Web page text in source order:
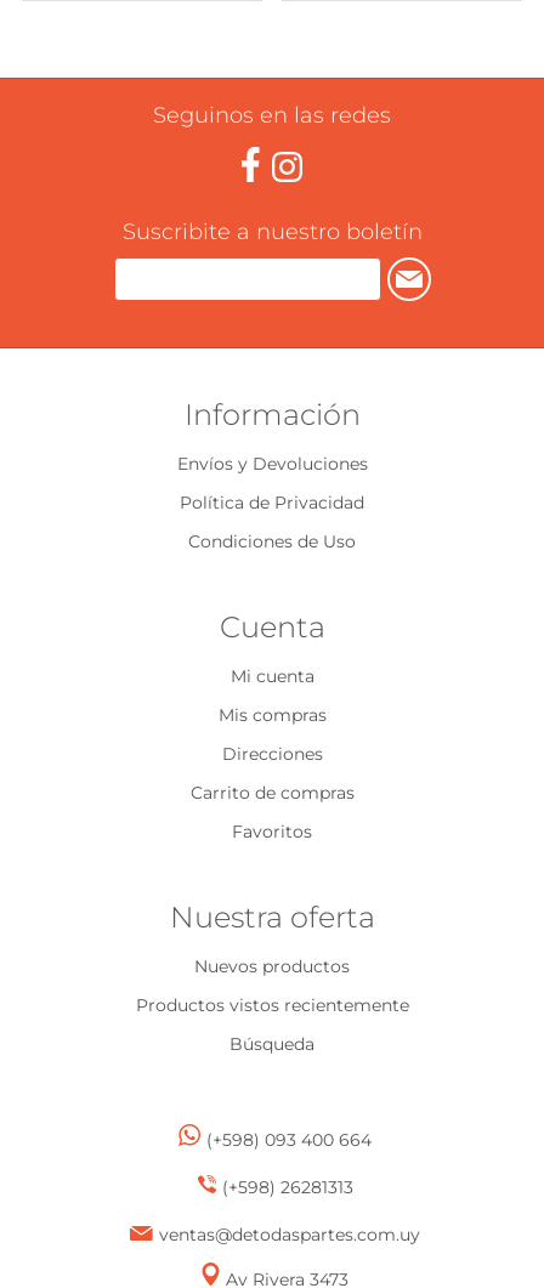
Seguinos en las redes
Suscribite a nuestro boletín
Información
Envíos y Devoluciones
Política de Privacidad
Condiciones de Uso
Cuenta
Mi cuenta
Mis compras
Direcciones
Carrito de compras
Favoritos
Nuestra oferta
Nuevos productos
Productos vistos recientemente
Búsqueda
(+598) 093 400 664
(+598) 26281313
ventas@detodaspartes.com.uy
Av Rivera 3473